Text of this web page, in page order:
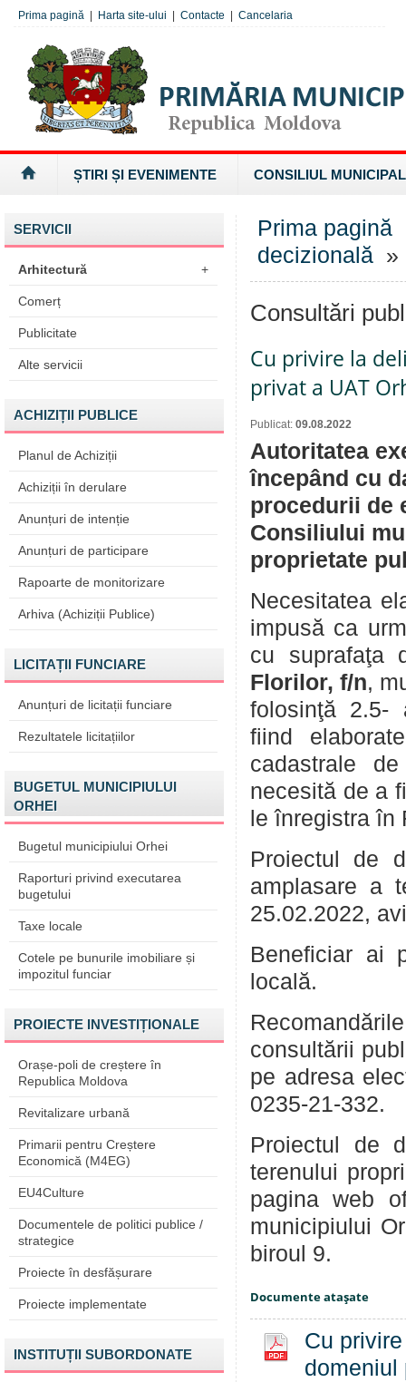
Prima pagină Harta site-ului Contacte Cancelaria
ȘTIRI ȘI EVENIMENTE CONSILIUL MUNICIPAL
SERVICII
Arhitectură +
Comerț
Publicitate
Alte servicii
ACHIZIȚII PUBLICE
Planul de Achiziții
Achiziții în derulare
Anunțuri de intenție
Anunțuri de participare
Rapoarte de monitorizare
Arhiva (Achiziții Publice)
LICITAȚII FUNCIARE
Anunțuri de licitații funciare
Rezultatele licitațiilor
BUGETUL MUNICIPIULUI
ORHEI
Bugetul municipiului Orhei
Raporturi privind executarea
bugetului
Taxe locale
Cotele pe bunurile imobiliare și
impozitul funciar
PROIECTE INVESTIȚIONALE
Orașe-poli de creștere în
Republica Moldova
Revitalizare urbană
Primarii pentru Creștere
Economică (M4EG)
EU4Culture
Documentele de politici publice /
strategice
Proiecte în desfășurare
Proiecte implementate
INSTITUȚII SUBORDONATE
Prima pagină
decizională »
Consultări
Cu privire la
privat a UAT
Publicat: 09.08.2022
Autoritatea
începând cu
procedurii de
Consiliului
proprietate
Necesitatea
impusă ca
cu suprafaţa
Florilor, f/n,
folosinţă 2.5-
fiind
cadastrale
necesită de a
le înregistra în
Proiectul de
amplasare a
25.02.2022,
Beneficiar ai
locală.
consultării
pe adresa
0235-21-332.
Proiectul de
terenului
pagina web
municipiului
biroul 9.
Documente ataşate
Cu
domeniul